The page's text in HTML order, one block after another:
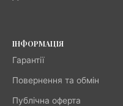
ІНФОРМАЦІЯ
Гарантії
Повернення та обмін
Публічна оферта